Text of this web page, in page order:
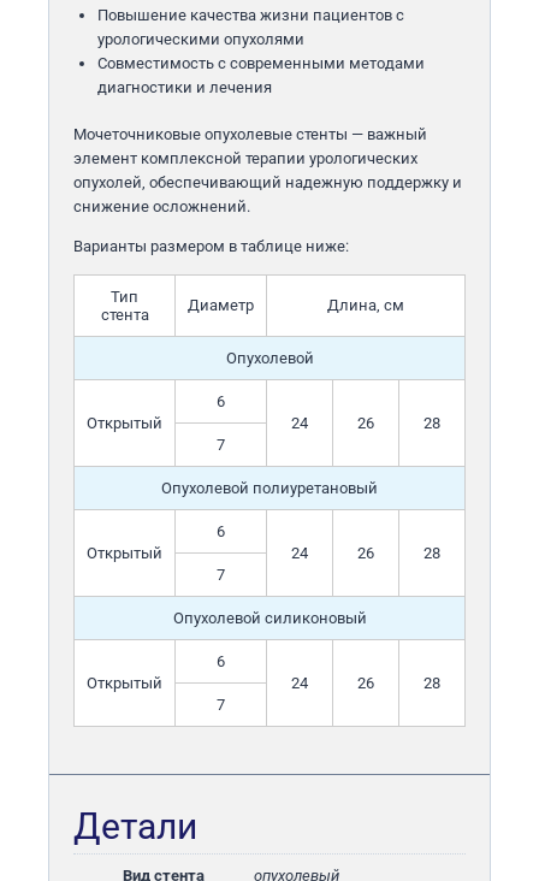
Повышение качества жизни пациентов с
урологическими опухолями
Совместимость с современными методами
диагностики и лечения
Мочеточниковые опухолевые стенты — важный
элемент комплексной терапии урологических
опухолей, обеспечивающий надежную поддержку и
снижение осложнений.
Варианты размером в таблице ниже:
Тип
стента
Диаметр Длина, см
Опухолевой
Открытый
6
24
26
28
7
Опухолевой полиуретановый
Открытый
6
24
26
28
7
Опухолевой силиконовый
Открытый
6
24
26
28
7
Детали
Вид стента опухолевый